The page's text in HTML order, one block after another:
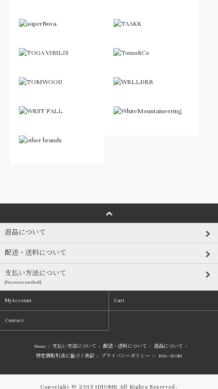
返品について
配送・送料について
支払い方法について
[Payment method]
MyAccount Cart
Contact
Home / 支払い方法について / 配送・送料について / 返品について /
特定商取引法に基づく表記 / プライバシーポリシー / / RSS/ATOM
Copyright © 2015 IDIOME All Rights Reserved.